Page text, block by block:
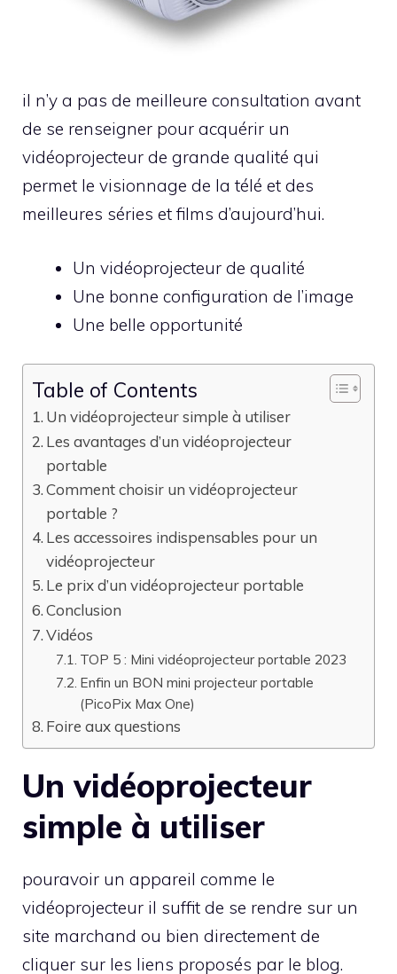
il n’y a pas de meilleure consultation avant
de se renseigner pour acquérir un
vidéoprojecteur de grande qualité qui
permet le visionnage de la télé et des
meilleures séries et films d’aujourd’hui.
Un vidéoprojecteur de qualité
Une bonne configuration de l’image
Une belle opportunité
Table of Contents
Un vidéoprojecteur simple à utiliser
Les avantages d’un vidéoprojecteur
portable
Comment choisir un vidéoprojecteur
portable ?
Les accessoires indispensables pour un
vidéoprojecteur
Le prix d’un vidéoprojecteur portable
Conclusion
Vidéos
TOP 5 : Mini vidéoprojecteur portable 2023
Enfin un BON mini projecteur portable
(PicoPix Max One)
Foire aux questions
Un vidéoprojecteur
simple à utiliser
pouravoir un appareil comme le
vidéoprojecteur il suffit de se rendre sur un
site marchand ou bien directement de
cliquer sur les liens proposés par le blog.